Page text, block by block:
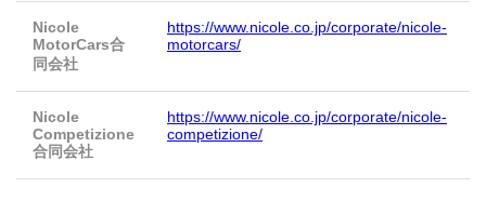
Nicole
MotorCars合
同会社
https://www.nicole.co.jp/corporate/nicole-
motorcars/
Nicole
Competizione
合同会社
https://www.nicole.co.jp/corporate/nicole-
competizione/